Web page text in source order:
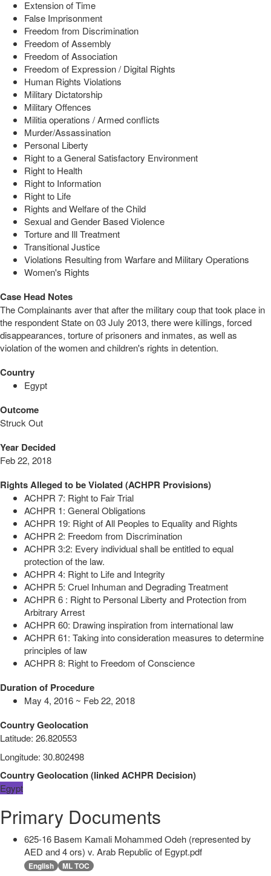
Extension of Time
False Imprisonment
Freedom from Discrimination
Freedom of Assembly
Freedom of Association
Freedom of Expression / Digital Rights
Human Rights Violations
Military Dictatorship
Military Offences
Militia operations / Armed conflicts
Murder/Assassination
Personal Liberty
Right to a General Satisfactory Environment
Right to Health
Right to Information
Right to Life
Rights and Welfare of the Child
Sexual and Gender Based Violence
Torture and Ill Treatment
Transitional Justice
Violations Resulting from Warfare and Military Operations
Women's Rights
Case Head Notes
The Complainants aver that after the military coup that took place in
the respondent State on 03 July 2013, there were killings, forced
disappearances, torture of prisoners and inmates, as well as
violation of the women and children's rights in detention.
Country
Egypt
Outcome
Struck Out
Year Decided
Feb 22, 2018
Rights Alleged to be Violated (ACHPR Provisions)
ACHPR 7: Right to Fair Trial
ACHPR 1: General Obligations
ACHPR 19: Right of All Peoples to Equality and Rights
ACHPR 2: Freedom from Discrimination
ACHPR 3:2: Every individual shall be entitled to equal
protection of the law.
ACHPR 4: Right to Life and Integrity
ACHPR 5: Cruel Inhuman and Degrading Treatment
ACHPR 6 : Right to Personal Liberty and Protection from
Arbitrary Arrest
ACHPR 60: Drawing inspiration from international law
ACHPR 61: Taking into consideration measures to determine
principles of law
ACHPR 8: Right to Freedom of Conscience
Duration of Procedure
May 4, 2016 ~ Feb 22, 2018
Country Geolocation
Latitude: 26.820553
Longitude: 30.802498
Country Geolocation(linkedACHPR Decision)
Egypt
Primary Documents
625-16 Basem Kamali Mohammed Odeh (represented by
AED and 4 ors) v. Arab Republic of Egypt.pdf
English ML TOC